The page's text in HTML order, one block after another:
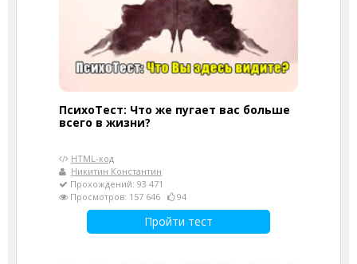
ПсихоТест: Что же пугает вас больше
всего в жизни?
HTML-код
Никитин Константин
Прохождений: 93 471
Просмотров: 157 646
94
Пройти тест